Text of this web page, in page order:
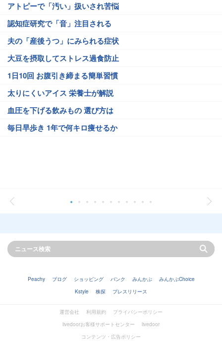
アトピーで「汚い」扱いされ苦悩
認知症研究で「音」注目される
夫の「産後うつ」にみられる症状
大豆を摂取してストレス過食防止
1日10回 お腹引き締まる簡単習慣
太りにくいアイス 栄養士が解説
血圧を下げる飲みもの 選び方は
毎日早歩き 1年で何キロ痩せるか
Peachy ブログ ショッピング バンク みんかぶ
みんかぶChoice
Kstyle
株探 プレスリリース
運営会社 利用規約
プライバシーポリシー
livedoorお客様サポートセンター
livedoor
コンテンツ・広告ポリシー